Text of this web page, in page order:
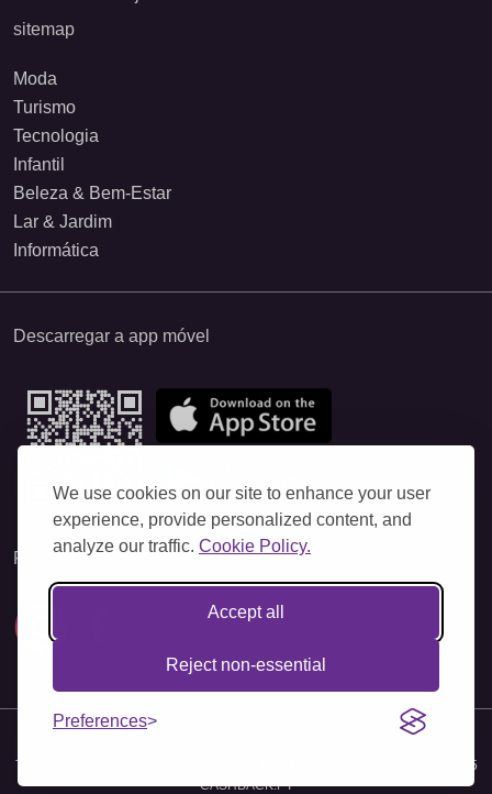
We use cookies on our site to enhance your user
experience, provide personalized content, and
analyze our traffic. Cookie Policy.
Accept all
Reject non-essential
Preferences
sitemap
Moda
Turismo
Tecnologia
Infantil
Beleza & Bem-Estar
Lar & Jardim
Informática
Descarregar a app móvel
Follow Us
Termos de uso
Todos os direitos reservados © 2025
CASHBACK.PT